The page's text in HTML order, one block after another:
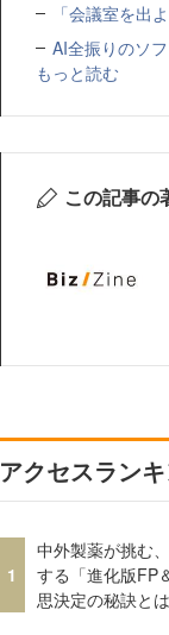
「会議室を出
AI全振りのソ
もっと読む
この記事の
アクセスラン
1
中外製薬が挑む
する「進化版FP
思決定の秘訣とは